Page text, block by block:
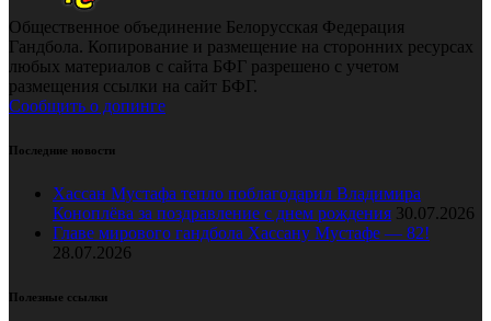
Общественное объединение Белорусская Федерация
Гандбола. Копирование и размещение на сторонних ресурсах
любых материалов с сайта БФГ разрешено с учетом
размещения ссылки на сайт БФГ.
Сообщить о допинге
Последние новости
Хассан Мустафа тепло поблагодарил Владимира
Коноплёва за поздравление с днем рождения 30.07.2026
Главе мирового гандбола Хассану Мустафе — 82!
28.07.2026
Полезные ссылки